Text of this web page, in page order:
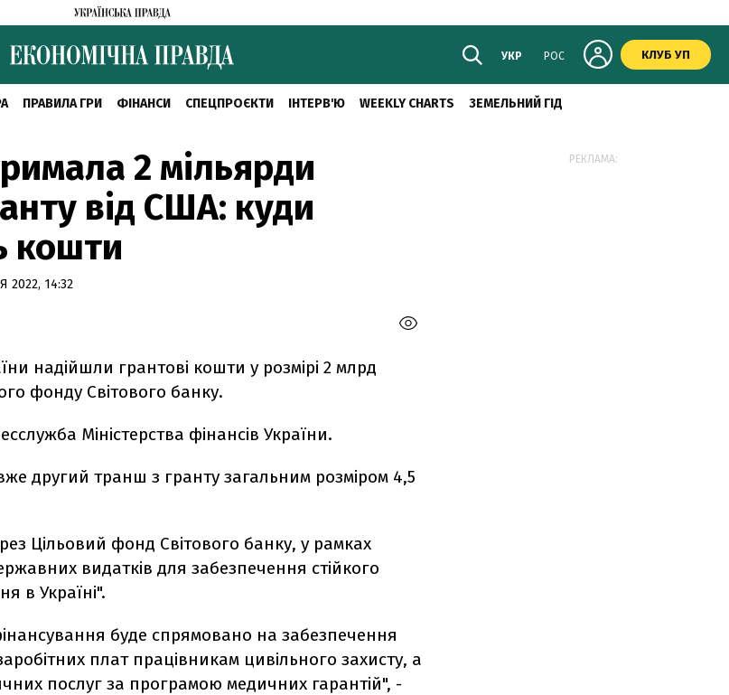
УКР РОС КЛУБ УП
ПРАВИЛА ГРИ ФІНАНСИ СПЕЦПРОЄКТИ ІНТЕРВ'Ю WEEKLY CHARTS ЗЕМЕЛЬНИЙ ГІД
2 мільярди
від США: куди
кошти
2022, 14:32
надійшли грантові кошти у розмірі 2 млрд
фонду Світового банку.
Міністерства фінансів України.
другий транш з гранту загальним розміром 4,5
Цільовий фонд Світового банку, у рамках
видатків для забезпечення стійкого
в Україні".
буде спрямовано на забезпечення
плат працівникам цивільного захисту, а
послуг за програмою медичних гарантій", -
РЕКЛАМА: